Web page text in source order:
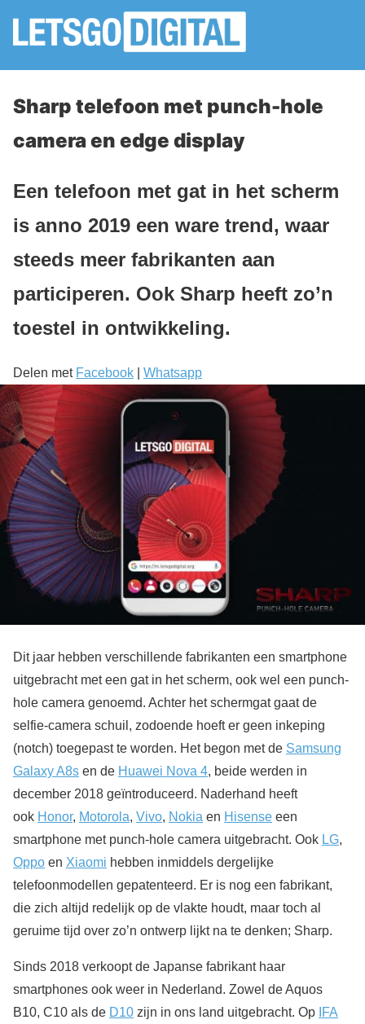
Sharp telefoon met punch-hole
camera en edge display
Een telefoon met gat in het scherm
is anno 2019 een ware trend, waar
steeds meer fabrikanten aan
participeren. Ook Sharp heeft zo’n
toestel in ontwikkeling.
Delen met Facebook Whatsapp
Dit jaar hebben verschillende fabrikanten een smartphone
uitgebracht met een gat in het scherm, ook wel een punch-
hole camera genoemd. Achter het schermgat gaat de
selfie-camera schuil, zodoende hoeft er geen inkeping
(notch) toegepast te worden. Het begon met de Samsung
Galaxy A8s en de Huawei Nova 4, beide werden in
december 2018 geïntroduceerd. Naderhand heeft
ook Honor, Motorola, Vivo, Nokia en Hisense een
smartphone met punch-hole camera uitgebracht. Ook LG,
Oppo en Xiaomi hebben inmiddels dergelijke
telefoonmodellen gepatenteerd. Er is nog een fabrikant,
die zich altijd redelijk op de vlakte houdt, maar toch al
geruime tijd over zo’n ontwerp lijkt na te denken; Sharp.
Sinds 2018 verkoopt de Japanse fabrikant haar
smartphones ook weer in Nederland. Zowel de Aquos
B10, C10 als de D10 zijn in ons land uitgebracht. Op IFA